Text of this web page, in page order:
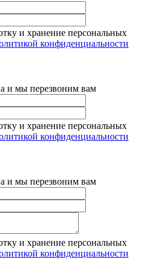
и хранение персональных
конфиденциальности
и мы перезвоним вам
и хранение персональных
конфиденциальности
и мы перезвоним вам
и хранение персональных
конфиденциальности